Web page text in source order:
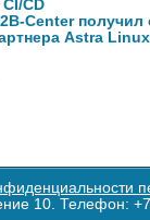
CI/CD
Center получил
Astra Linux
10. Телефон: